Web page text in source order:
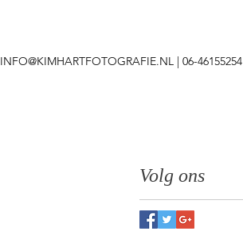
Volg ons
INFO@KIMHARTFOTOGRAFIE.NL | 06-46155254